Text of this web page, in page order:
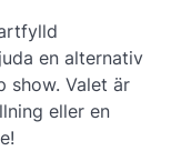
en alternativ
show. Valet är
eller en